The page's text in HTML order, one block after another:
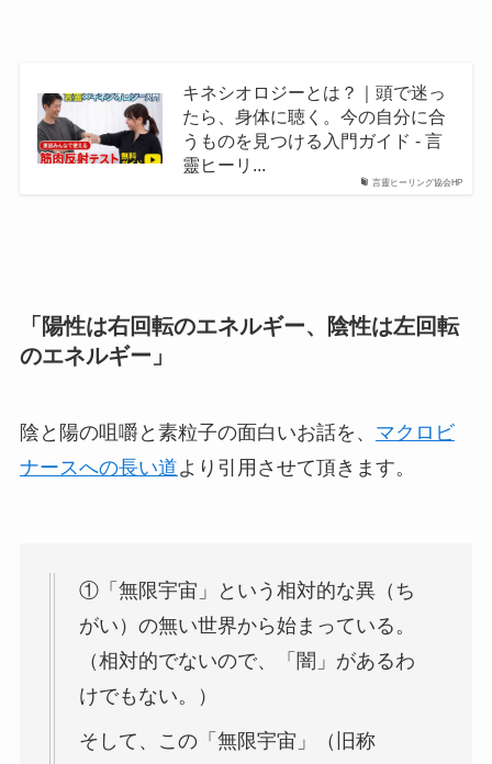
言靈ヒーリング協会HP
キネシオロジーとは？｜頭で迷っ
たら、身体に聴く。今の自分に合
うものを見つける入門ガイド - 言
靈ヒーリ...
「陽性は右回転のエネルギー、陰性は左回転
のエネルギー」
陰と陽の咀嚼と素粒子の面白いお話を、 マクロビ
ナースへの長い道より引用させて頂きます。
①「無限宇宙」という相対的な異（ち
がい）の無い世界から始まっている。
（相対的でないので、「闇」があるわ
けでもない。）
そして、この「無限宇宙」（旧称